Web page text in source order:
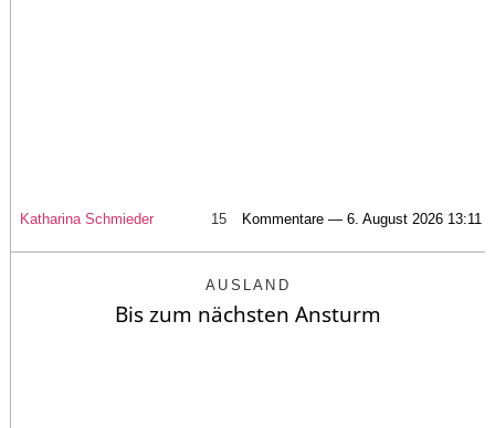
Katharina Schmieder 15 Kommentare — 6. August 2026 13:11
AUSLAND
Bis zum nächsten Ansturm